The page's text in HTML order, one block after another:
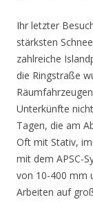
Ihr letzter
stärksten
zahlreiche
die Ringstraße
Unterkünfte
Tagen, die am
Oft mit Stativ,
mit dem APSC-
von 10-400 mm
Arbeiten auf